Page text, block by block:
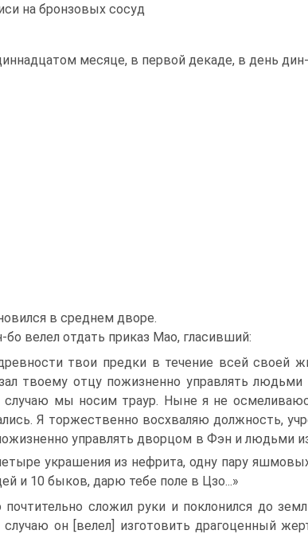
на бронзовых сосуд
месяце, в первой декаде, в день
в среднем дворе.
бо велел отдать приказ Мао, гласивший:
твои предки в течение всей своей
твоему отцу пожизненно управлять
случаю мы носим траур. Ныне я не
Я торжественно восхваляю должность,
управлять дворцом в Фэн и людьми
украшения из нефрита, одну пару
и 10 быков, дарю тебе поле в Цзо...»
почтительно сложил руки и поклонился до
случаю он [велел] изготовить драгоценный